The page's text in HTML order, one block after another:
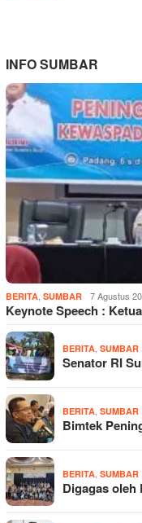
INFO SUMBAR
BERITA, SUMBAR 7 Agustus
Keynote Speech :
BERITA, SUMBAR
Senator RI
BERITA, SUMBAR
Bimtek
BERITA, SUMBAR
Digagas oleh